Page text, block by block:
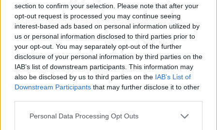
section to confirm your selection. Please note that after your
opt-out request is processed you may continue seeing
interest-based ads based on personal information utilized by
us or personal information disclosed to third parties prior to
your opt-out. You may separately opt-out of the further
disclosure of your personal information by third parties on the
IAB’s list of downstream participants. This information may
also be disclosed by us to third parties on the IAB’s List of
Downstream Participants that may further disclose it to other
Personal Data Processing Opt Outs
Dziennikarka naTemat.pl
Czytaj więcej